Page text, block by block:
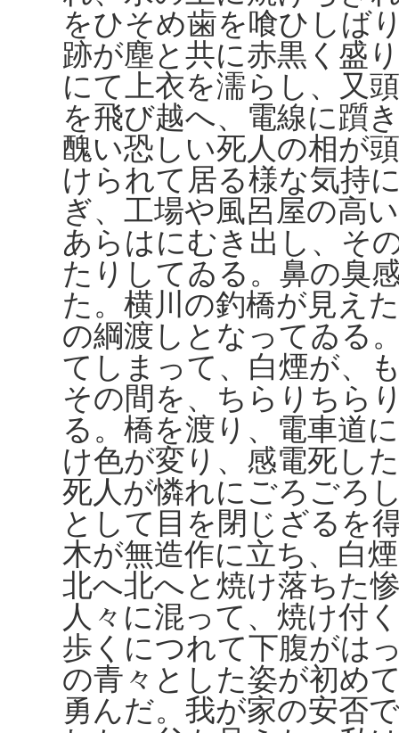
をひそめ歯を喰ひしば
跡が塵と共に赤黒く盛
にて上衣を濡らし、又
を飛び越へ、電線に躓
醜い恐しい死人の相が
けられて居る様な気持
ぎ、工場や風呂屋の高
あらはにむき出し、そ
たりしてゐる。鼻の臭
た。横川の釣橋が見え
の綱渡しとなってゐる
てしまって、白煙が、
その間を、ちらりちら
る。橋を渡り、電車道
け色が変り、感電死し
死人が憐れにごろごろ
として目を閉じざるを
木が無造作に立ち、白
北へ北へと焼け落ちた
人々に混って、焼け付
歩くにつれて下腹がは
の青々とした姿が初め
勇んだ。我が家の安否